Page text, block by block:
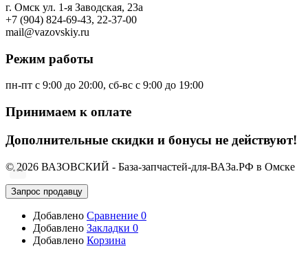
г. Омск ул. 1-я Заводская, 23а
+7 (904) 824-69-43, 22-37-00
mail@vazovskiy.ru
Режим работы
пн-пт с 9:00 до 20:00, сб-вс с 9:00 до 19:00
Принимаем к оплате
Дополнительные скидки и бонусы не действуют!
© 2026 ВАЗОВСКИЙ - База-запчастей-для-ВАЗа.РФ в Омске
Запрос продавцу
Добавлено Сравнение 0
Добавлено Закладки 0
Добавлено Корзина